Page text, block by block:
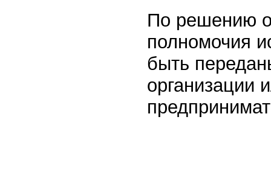
По решению
полномочия
быть
организации